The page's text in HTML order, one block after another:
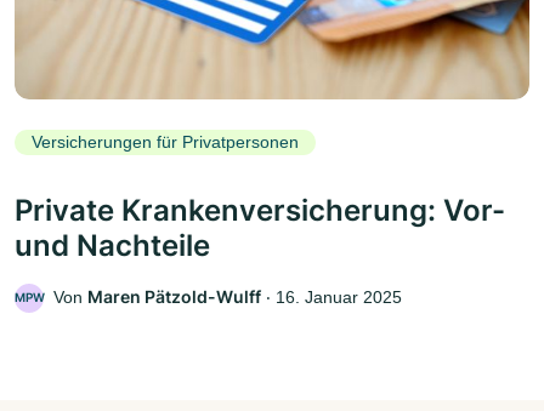
Versicherungen für Privatpersonen
Private Krankenversicherung: Vor-
und Nachteile
MPW Von Maren Pätzold-Wulff ‧ 16. Januar 2025